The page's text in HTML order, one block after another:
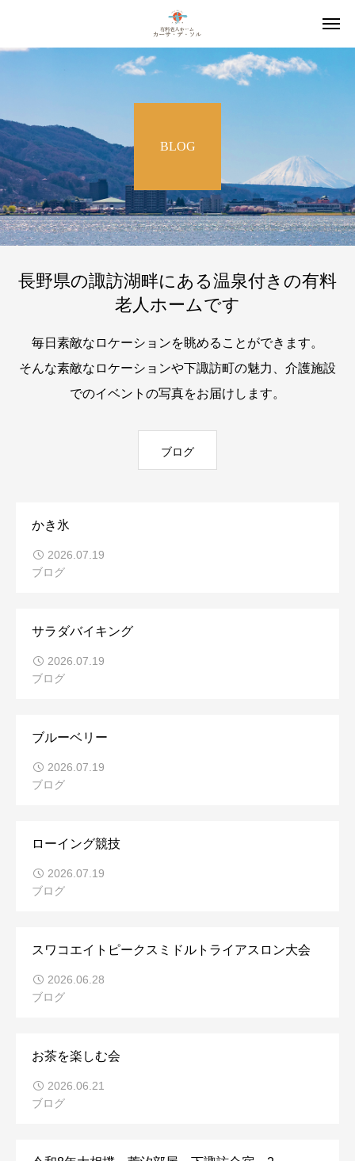
BLOG
長野県の諏訪湖畔にある温泉付きの有料
老人ホームです
毎日素敵なロケーションを眺めることができます。
そんな素敵なロケーションや下諏訪町の魅力、介護施設
でのイベントの写真をお届けします。
ブログ
かき氷
2026.07.19
ブログ
サラダバイキング
2026.07.19
ブログ
ブルーベリー
2026.07.19
ブログ
ローイング競技
2026.07.19
ブログ
スワコエイトピークスミドルトライアスロン大会
2026.06.28
ブログ
お茶を楽しむ会
2026.06.21
ブログ